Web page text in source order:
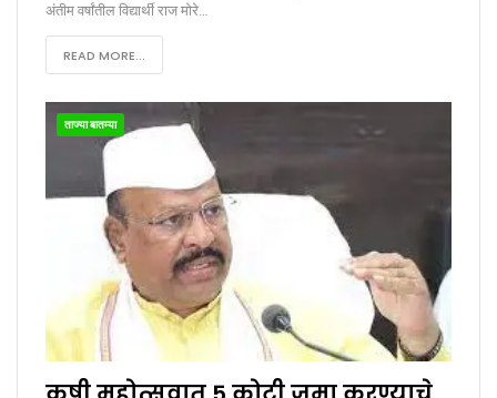
अंतीम वर्षांतील विद्यार्थी राज मोरे…
READ MORE...
ताज्या बातम्या